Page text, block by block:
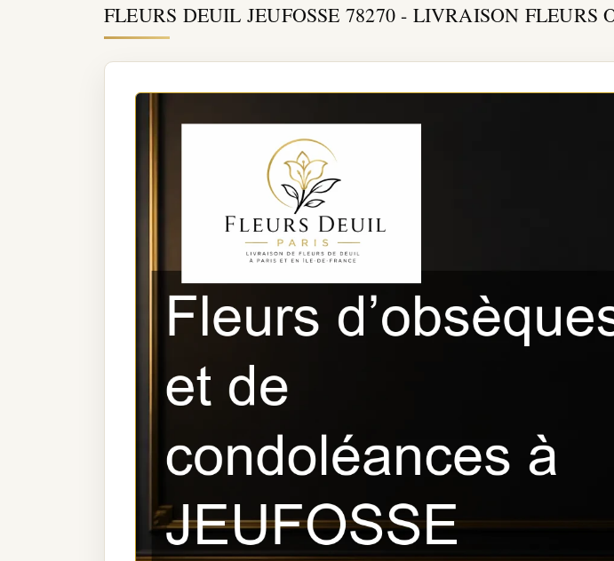
FLEURS DEUIL JEUFOSSE 78270 - LIVRAISON FLEURS